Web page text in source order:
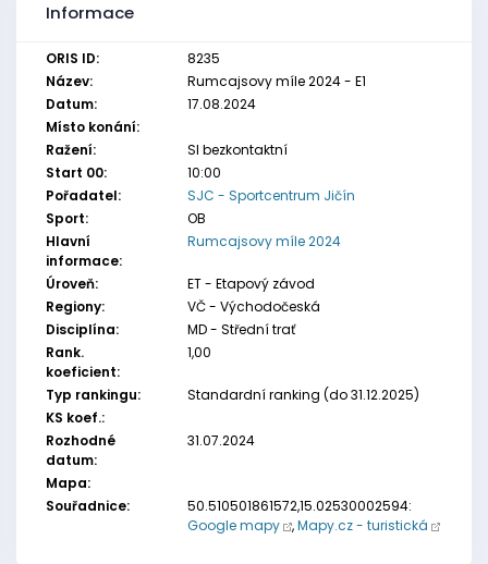
Informace
ORIS ID:
8235
Název:
Rumcajsovy míle 2024 - E1
Datum:
17.08.2024
Místo konání:
Ražení:
SI bezkontaktní
Start 00:
10:00
Pořadatel:
SJC - Sportcentrum Jičín
Sport:
OB
Hlavní
informace:
Rumcajsovy míle 2024
Úroveň:
ET - Etapový závod
Regiony:
VČ - Východočeská
Disciplína:
MD - Střední trať
Rank.
koeficient:
1,00
Typ rankingu:
Standardní ranking (do 31.12.2025)
KS koef.:
Rozhodné
datum:
31.07.2024
Mapa:
Souřadnice:
50.510501861572,15.02530002594:
Google mapy
,Mapy.cz - turistická